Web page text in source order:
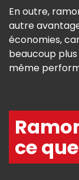
En outre,
autre
économies,
beaucoup
même
ce